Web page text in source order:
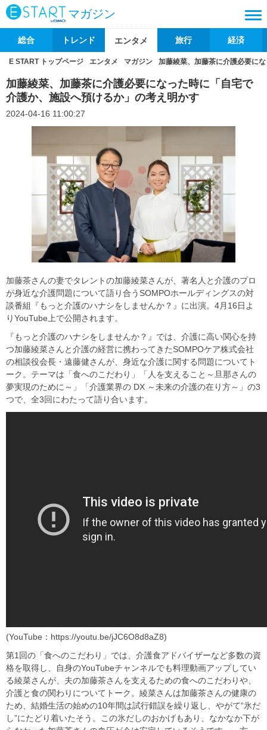
マガジン
総合 トレンド エンタメ 旅行 経済
E START トップページ エンタメ マガジン 加藤綾菜、加藤茶に介護必要に
加藤綾菜、加藤茶に介護必要になった時に「自宅で
介護か、施設へ預けるか」の考え明かす
2024-04-16 11:00:27
加藤茶さんの妻でタレントの加藤綾菜さんが、著名人と介護のプロ
が身近な介護問題について語り合うSOMPOホールディングスの対
談番組『もっと介護のハナシをしませんか？』に出演。4月16日よ
りYouTube上で公開されます。
『もっと介護のハナシをしませんか？』では、介護に高い関心を持
つ加藤綾菜さんと介護の経営に携わってきたSOMPOケア株式会社
の相談役会長・遠藤健さんが、身近な介護に関する問題についてト
ーク。テーマは「食へのこだわり」「人を支えること～旦那さんの
夢実現のために～」「介護業界の DX ～未来の介護の在り方～」の3
つで、全3回にわたって語り合います。
(YouTube：https://youtu.be/jJC6O8d8aZ8)
第1回の「食へのこだわり」では、介護食アドバイザーなど多数の資
格を取得し、自身のYouTubeチャンネルでも料理動画アップしてい
る綾菜さんが、夫の加藤茶さんを支えるための食へのこだわりや、
介護と食の関わりについてトーク。綾菜さんは加藤茶さんの健康の
ため、結婚生活の始めの10年間は試行錯誤を繰り返し、やがて“氷だ
し”にたどり着いたそう。この氷だしのおかげもあり、なかなか下が